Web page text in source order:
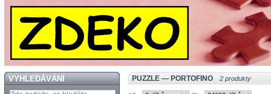
VYHLEDÁVÁNÍ PUZZLE — PORTOFINO 2 produkty